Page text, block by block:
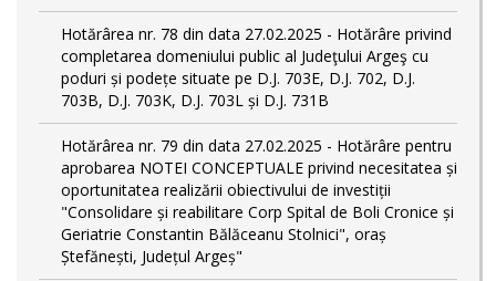
Hotărârea nr. 78 din data 27.02.2025 - Hotărâre privind
completarea domeniului public al Judeţului Argeş cu
poduri și podețe situate pe D.J. 703E, D.J. 702, D.J.
703B, D.J. 703K, D.J. 703L și D.J. 731B
Hotărârea nr. 79 din data 27.02.2025 - Hotărâre pentru
aprobarea NOTEI CONCEPTUALE privind necesitatea și
oportunitatea realizării obiectivului de investiții
"Consolidare și reabilitare Corp Spital de Boli Cronice și
Geriatrie Constantin Bălăceanu Stolnici", oraș
Ștefănești, Județul Argeș"